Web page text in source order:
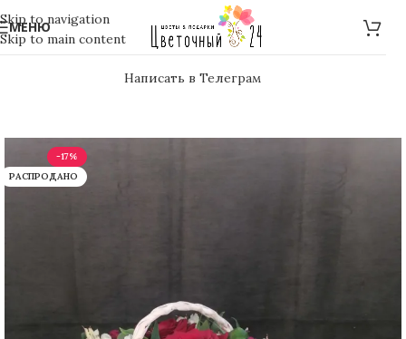
Skip to navigation
Skip to main content
МЕНЮ
Написать в Телеграм
-17%
РАСПРОДАНО